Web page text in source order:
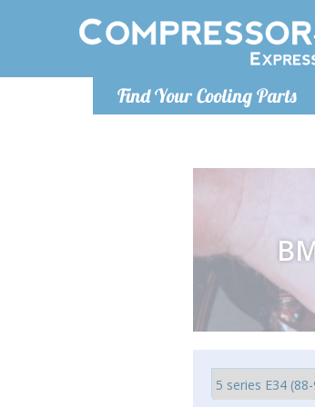
Find Your Cooling Parts
Понедельник-пятница
info@compressor-